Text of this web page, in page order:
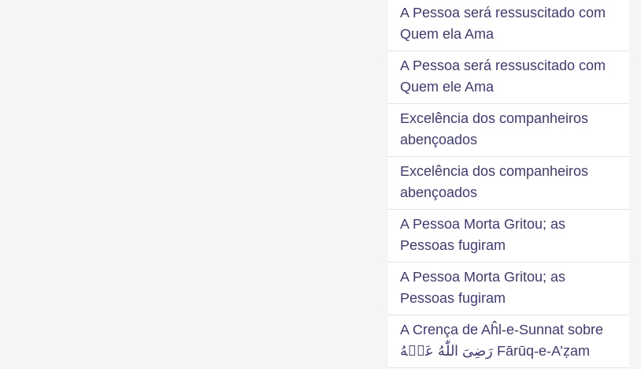
A Pessoa será ressuscitado com
Quem ela Ama
A Pessoa será ressuscitado com
Quem ele Ama
Excelência dos companheiros
abençoados
Excelência dos companheiros
abençoados
A Pessoa Morta Gritou; as
Pessoas fugiram
A Pessoa Morta Gritou; as
Pessoas fugiram
A Crença de Aĥl-e-Sunnat sobre
Fārūq-e-A’ẓam رَضِىَ اللّٰهُ عَنۡهُ